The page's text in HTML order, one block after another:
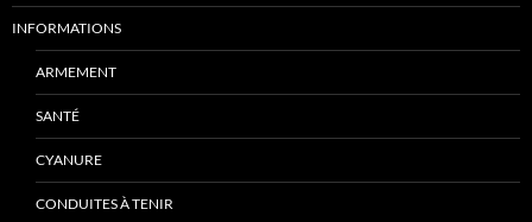
INFORMATIONS
ARMEMENT
SANTÉ
CYANURE
CONDUITES À TENIR